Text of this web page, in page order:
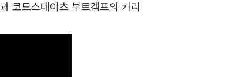
코드스테이츠 부트캠프의 커리